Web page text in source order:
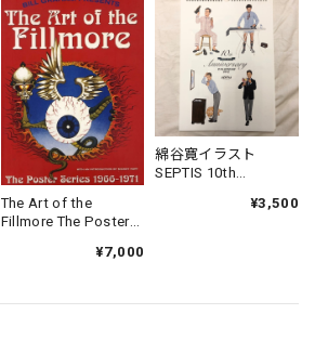
The Art of the
Fillmore The Poster
¥7,000
綿谷寛イラスト
SEPTIS 10th
¥3,500